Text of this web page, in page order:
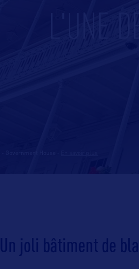
Un joli bâtiment de